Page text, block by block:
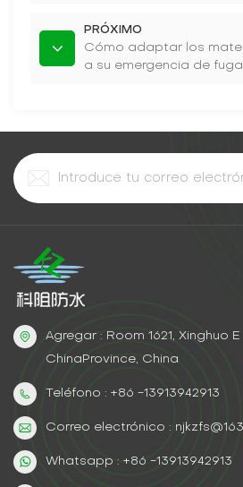
PRÓXIMO
Cómo adaptar los
a su emergencia de fuga
Agregar : Room 1621, Xinghuo
ChinaProvince, China
Teléfono : +86 -13913942913
Correo electrónico :
Whatsapp : +86 -13913942913